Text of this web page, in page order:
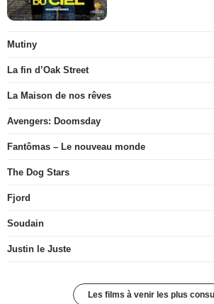
Mutiny
La fin d’Oak Street
La Maison de nos rêves
Avengers: Doomsday
Fantômas – Le nouveau monde
The Dog Stars
Fjord
Soudain
Justin le Juste
Les films à venir les plus